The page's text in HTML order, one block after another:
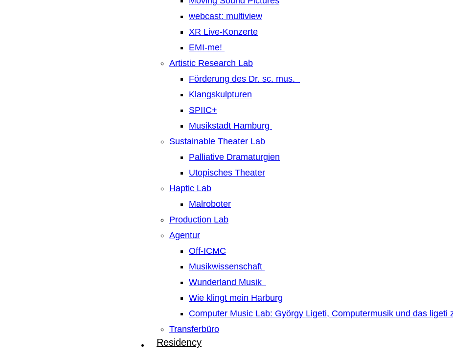
webcast: multiview
XR Live-Konzerte
EMI-me!
Artistic Research Lab
Förderung des Dr. sc. mus.
Klangskulpturen
SPIIC+
Musikstadt Hamburg
Sustainable Theater Lab
Palliative Dramaturgien
Utopisches Theater
Haptic Lab
Malroboter
Production Lab
Agentur
Off-ICMC
Musikwissenschaft
Wunderland Musik
Wie klingt mein Harburg
Computer Music Lab: György Ligeti, Computermusik und das ligeti
Transferbüro
Residency